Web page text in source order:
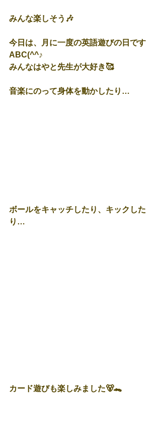
みんな楽しそう🎶
今日は、月に一度の英語遊びの日です
ABC(^^♪
みんなはやと先生が大好き🥰
音楽にのって身体を動かしたり…
ボールをキャッチしたり、キックした
り…
カード遊びも楽しみました🐻🐊